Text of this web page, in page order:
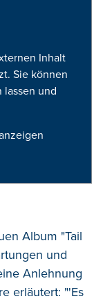
Inhalt
Sie können
lassen und
Album "Tail
und
Anlehnung
erläutert: "'Es